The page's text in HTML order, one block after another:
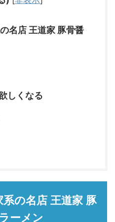
名店 王道家 豚骨醤
しくなる
の名店 王道家 豚
ーメン